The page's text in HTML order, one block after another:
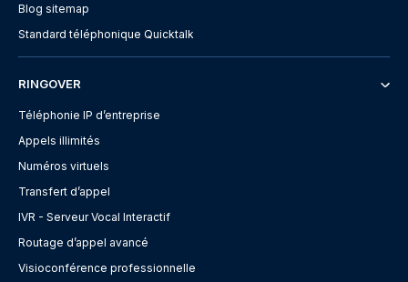
Blog sitemap
Standard téléphonique Quicktalk
RINGOVER
Téléphonie IP d’entreprise
Appels illimités
Numéros virtuels
Transfert d’appel
IVR - Serveur Vocal Interactif
Routage d’appel avancé
Visioconférence professionnelle